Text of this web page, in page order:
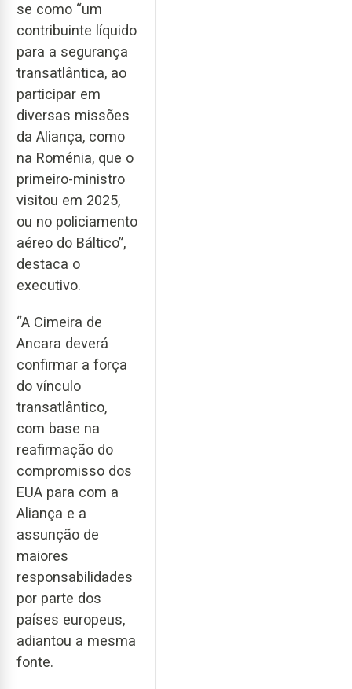
se como “um
contribuinte líquido
para a segurança
transatlântica, ao
participar em
diversas missões
da Aliança, como
na Roménia, que o
primeiro-ministro
visitou em 2025,
ou no policiamento
aéreo do Báltico”,
destaca o
executivo.
“A Cimeira de
Ancara deverá
confirmar a força
do vínculo
transatlântico,
com base na
reafirmação do
compromisso dos
EUA para com a
Aliança e a
assunção de
maiores
responsabilidades
por parte dos
países europeus,
adiantou a mesma
fonte.